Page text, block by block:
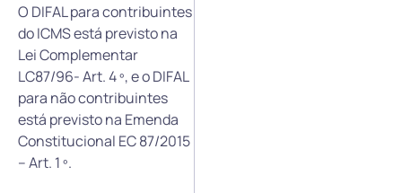
O DIFAL para contribuintes
do ICMS está previsto na
Lei Complementar
LC87/96- Art. 4 º, e o DIFAL
para não contribuintes
está previsto na Emenda
Constitucional EC 87/2015
– Art. 1 º.